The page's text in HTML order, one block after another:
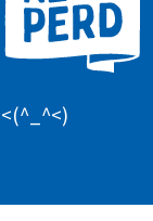
<(^_^<)